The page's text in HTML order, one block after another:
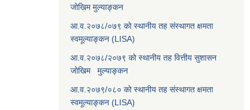
जोखिम मुल्याङ्कन
आ.व.२०७८/०७९ को स्थानीय तह संस्थागत क्षमता
स्वमूल्याङ्कन (LISA)
आ.व.२०७८/२०७९ को स्थानीय तह वित्तीय सुशासन
जोखिम मुल्याङ्कन
आ.व.२०७९/०८० को स्थानीय तह संस्थागत क्षमता
स्वमूल्याङ्कन (LISA)